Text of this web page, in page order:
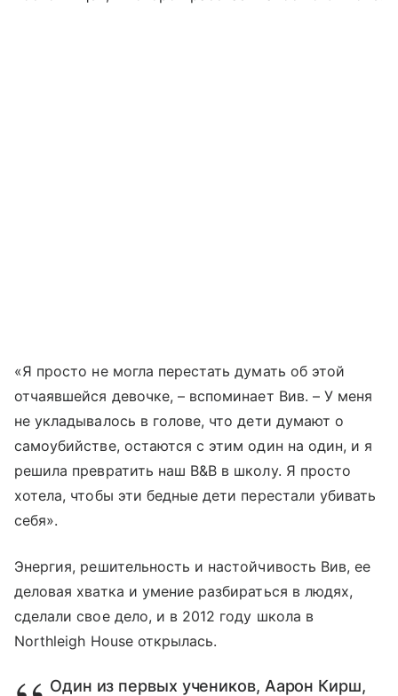
«Я просто не могла перестать думать об этой
отчаявшейся девочке, – вспоминает Вив. – У меня
не укладывалось в голове, что дети думают о
самоубийстве, остаются с этим один на один, и я
решила превратить наш B&B в школу. Я просто
хотела, чтобы эти бедные дети перестали убивать
себя».
Энергия, решительность и настойчивость Вив, ее
деловая хватка и умение разбираться в людях,
сделали свое дело, и в 2012 году школа в
Northleigh House открылась.
Один из первых учеников, Аарон Кирш,